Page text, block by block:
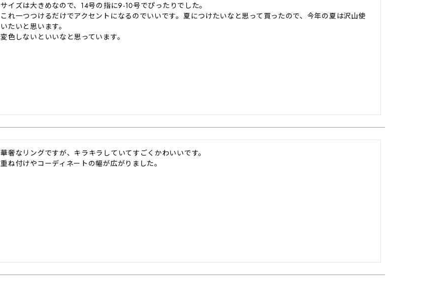
サイズは大きめなので、14号の指に9-10号でぴったりでした。
これ一つつけるだけでアクセントになるのでいいです。夏につけたいなと思って買ったので、今年の夏は沢山使
いたいと思います。
変色しないといいなと思っています。
華奢なリングですが、キラキラしていてすごくかわいいです。
重ね付けやコーディネートの幅が広がりました。